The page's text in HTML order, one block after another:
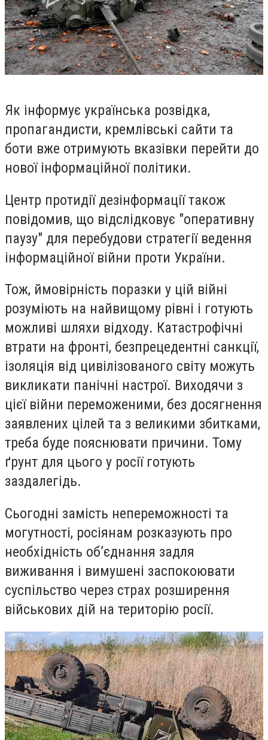
Як інформує українська розвідка,
пропагандисти, кремлівські сайти та
боти вже отримують вказівки перейти до
нової інформаційної політики.
Центр протидії дезінформації також
повідомив, що відслідковує "оперативну
паузу" для перебудови стратегії ведення
інформаційної війни проти України.
Тож, ймовірність поразки у цій війні
розуміють на найвищому рівні і готують
можливі шляхи відходу. Катастрофічні
втрати на фронті, безпрецедентні санкції,
ізоляція від цивілізованого світу можуть
викликати панічні настрої. Виходячи з
цієї війни переможеними, без досягнення
заявлених цілей та з великими збитками,
треба буде пояснювати причини. Тому
ґрунт для цього у росії готують
заздалегідь.
Сьогодні замість непереможності та
могутності, росіянам розказують про
необхідність об’єднання задля
виживання і вимушені заспокоювати
суспільство через страх розширення
військових дій на територію росії.